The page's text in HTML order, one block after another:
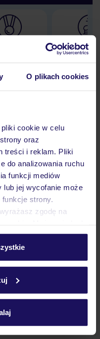
O plikach cookies
cookie w celu
oraz
treści i reklam. Pliki
do analizowania ruchu
funkcji mediów
lub jej wycofanie może
strony.
zgodę na
w zakładkę
cookie znajdziesz
30 lat w